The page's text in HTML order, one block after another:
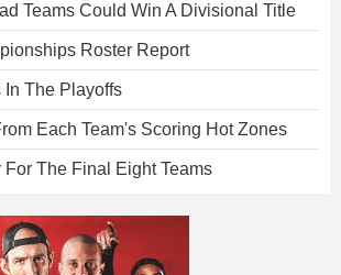
Teams Could Win A Divisional Title
Roster Report
In The Playoffs
Each Team's Scoring Hot Zones
The Final Eight Teams